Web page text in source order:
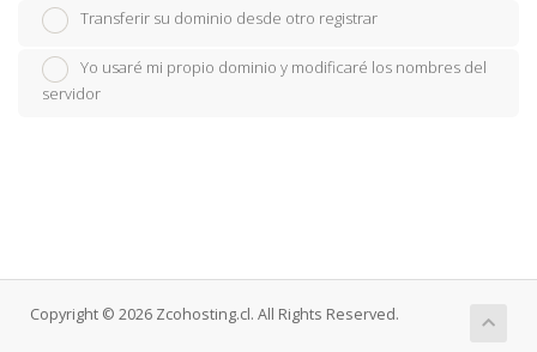
Transferir su dominio desde otro registrar
Yo usaré mi propio dominio y modificaré los nombres del
servidor
Copyright © 2026 Zcohosting.cl. All Rights Reserved.